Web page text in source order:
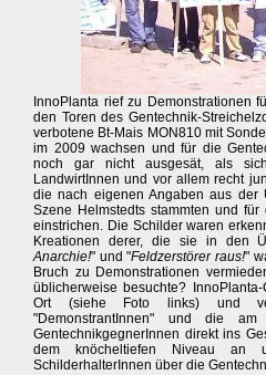
InnoPlanta rief zu Demonstrationen
den Toren des Gentechnik-
verbotene Bt-Mais MON810 mit
im 2009 wachsen und für die
noch gar nicht ausgesät, als
LandwirtInnen und vor allem recht
die nach eigenen Angaben aus der
Szene Helmstedts stammten und
einstrichen. Die Schilder waren
Kreationen derer, die sie in den
Anarchie!" und "Feldzerstörer raus!"
Bruch zu Demonstrationen
üblicherweise besuchte?
Ort (siehe Foto links) und
"DemonstrantInnen" und die am
GentechnikgegnerInnen direkt ins
dem knöcheltiefen Niveau an
SchilderhalterInnen über die